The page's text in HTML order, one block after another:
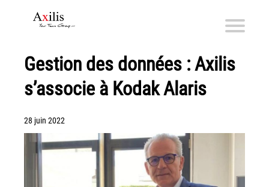
Axilis et ses engagements
Qui sommes-nous
Solutions dématérialisation
Dématérialisation du courrier sortant
Automatisation de factures fournisseurs
Gestion des données : Axilis
s’associe à Kodak Alaris
28 juin 2022